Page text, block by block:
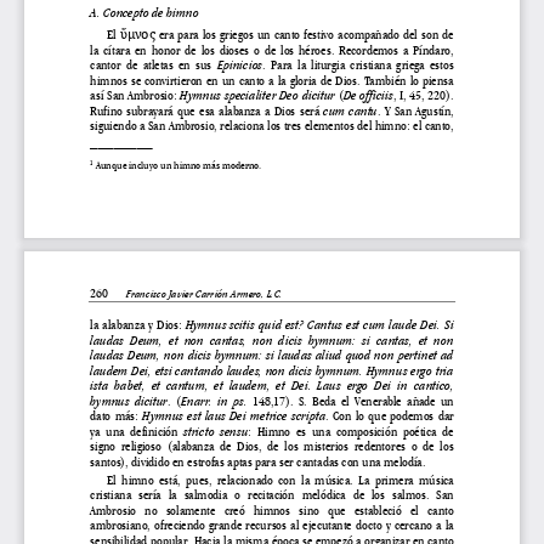
A. Concepto de himno
El ὕμνος era para los griegos un canto festivo acompañado del son de
la  cítara  en  honor  de  los  dioses  o de  los  héroes.  Recordemos  a  Píndaro,
cantor  de  atletas  en  sus Epinicios .  Para  la  liturgia  cristiana  griega  estos
himnos se convirtieron en un canto a la gloria de Dios. También lo piensa
así San Ambrosio: Hymnus specialiter Deo dicitur (De officiis, I, 45, 220).
Rufino  subrayará  que  esa  alabanza  a  Dios  será cum  cantu .  Y  San  Agustín,
siguiendo a San Ambrosio, relaciona los tres elementos del himno: el canto,
––––––––
1 Aunque incluyo un himno más moderno.
260 Francisco Javier Carrión Armero, L.C.
la alabanza y Dios: Hymnus scitis quid est? Cantus est cum laude Dei. Si
laudas  Deum,  et  non  cantas,  non  dicis  hymnum:  si  cantas,  et  non
laudas Deum, non dicis hymnum: si laudas aliud quod non pertinet ad
laudem Dei, etsi cantando laudes, non dicis hymnum. Hymnus ergo tria
ista  habet,  et  cantum,  et  laudem, et  Dei.  Laus  ergo  Dei  in  cantico,
hymnus  dicitur .  (Enarr.  in  ps.
  148,17).  S.  Beda  el  Venerable  añade  un
dato  más: Hymnus est laus Dei metrice scripta .  Con  lo  que  podemos  dar
ya  una  definición stricto  sensu:  Himno  es  una  composición  poética  de
signo  religioso  (alabanza  de  Dios,  de
  los  misterios  redentores  o  de  los
santos), dividido en estrofas aptas para ser cantadas con una melodía.
El  himno  está,  pues,  relacionado  con  la  música.  La  primera  música
cristiana  sería  la  salmodia  o  recitación  melódica  de  los  salmos.  San
Ambrosio   no   solamente   creó   himnos
   sino   que   estableció   el   canto
ambrosiano, ofreciendo grande recursos al  ejecutante  docto  y  cercano  a  la
sensibilidad popular. Hacia la misma época se empezó a organizar en canto